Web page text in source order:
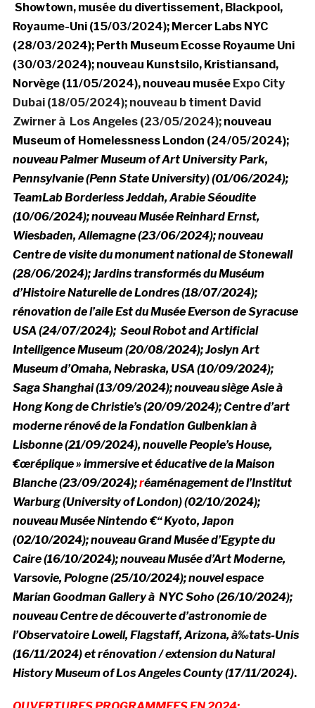
Showtown, musée du divertissement, Blackpool,
Royaume-Uni (15/03/2024); Mercer Labs NYC
(28/03/2024); Perth Museum Ecosse Royaume Uni
(30/03/2024); nouveau Kunstsilo, Kristiansand,
Norvège (11/05/2024), nouveau musée Expo City
Dubai (18/05/2024); nouveau b timent David
Zwirner à Los Angeles (23/05/2024); nouveau
Museum of Homelessness London (24/05/2024);
nouveau Palmer Museum of Art University Park,
Pennsylvanie (Penn State University) (01/06/2024);
TeamLab Borderless Jeddah, Arabie Séoudite
(10/06/2024); nouveau Musée Reinhard Ernst,
Wiesbaden, Allemagne (23/06/2024);nouveau
Centre de visite du monument national de Stonewall
(28/06/2024);Jardins transformés du Muséum
d’Histoire Naturelle de Londres (18/07/2024);
rénovation de l’aile Est du Musée Everson de Syracuse
USA (24/07/2024); Seoul Robot and Artificial
Intelligence Museum (20/08/2024);Joslyn Art
Museum d’Omaha, Nebraska, USA (10/09/2024);
Saga Shanghai (13/09/2024);nouveau siège Asie à
Hong Kong de Christie’s (20/09/2024); Centre d’art
moderne rénové de la Fondation Gulbenkian à
Lisbonne (21/09/2024), nouvellePeople’s House,
€œréplique » immersive et éducative de la Maison
Blanche (23/09/2024);réaménagement de l’Institut
Warburg (University of London) (02/10/2024);
nouveau Musée Nintendo €“ Kyoto, Japon
(02/10/2024); nouveau Grand Musée d’Egypte du
Caire (16/10/2024); nouveau Musée d’Art Moderne,
Varsovie, Pologne (25/10/2024); nouvel espace
Marian Goodman Gallery à NYC Soho (26/10/2024);
nouveau Centre de découverte d’astronomie de
l’Observatoire Lowell, Flagstaff, Arizona, à‰tats-Unis
(16/11/2024) et rénovation / extension du Natural
History Museum of Los Angeles County (17/11/2024).